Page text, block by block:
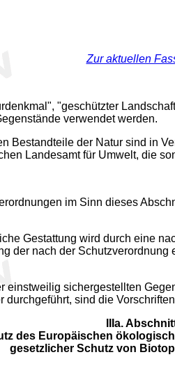
Zur aktuellen
"geschützter
verwendet werden.
Bestandteile der Natur sind in
Landesamt für Umwelt, die
im Sinn dieses
Gestattung wird durch eine
der nach der
sichergestellten
sind die
IIIa.
des Europäischen
gesetzlicher Schutz von